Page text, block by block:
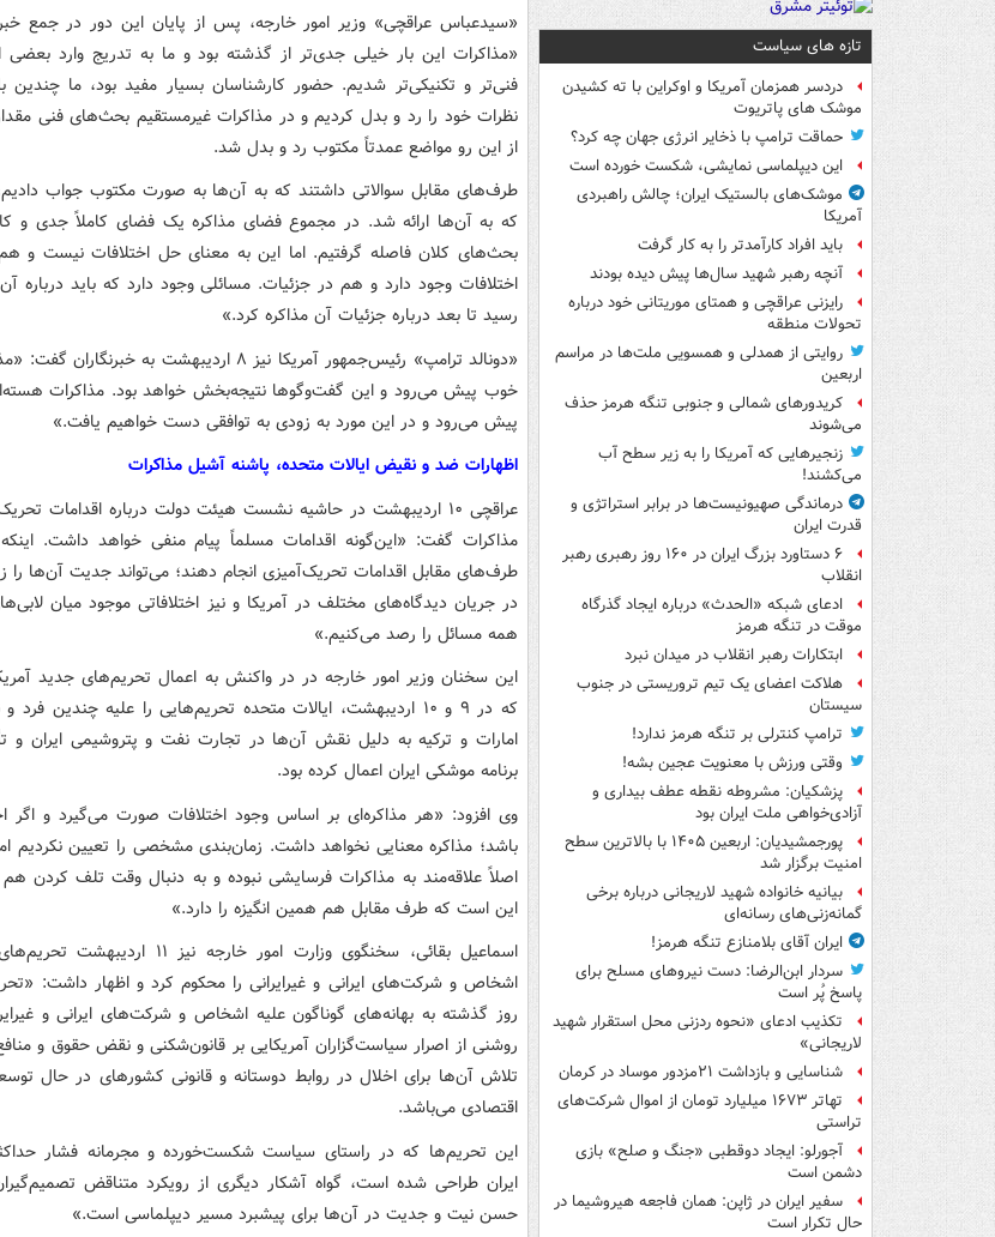
تازه های سیاست
دردسر همزمان آمریکا و اوکراین با ته کشیدن
موشک های پاتریوت
حماقت ترامپ با ذخایر انرژی جهان چه کرد؟
این دیپلماسی نمایشی، شکست خورده است
موشک‌های بالستیک ایران؛ چالش راهبردی
آمریکا
باید افراد کارآمدتر را به کار گرفت
آنچه رهبر شهید سال‌ها پیش دیده بودند
رایزنی عراقچی و همتای موریتانی خود درباره
تحولات منطقه
روایتی از همدلی و همسویی ملت‌ها در مراسم
اربعین
کریدورهای شمالی و جنوبی تنگه هرمز حذف
می‌شوند
زنجیرهایی که آمریکا را به زیر سطح آب
می‌کشند!
درماندگی صهیونیست‌ها در برابر استراتژی و
قدرت ایران
۶ دستاورد بزرگ ایران در ۱۶۰ روز رهبری رهبر
انقلاب
ادعای شبکه «الحدث» درباره ایجاد گذرگاه
موقت در تنگه هرمز
ابتکارات رهبر انقلاب در میدان نبرد
هلاکت اعضای یک تیم تروریستی در جنوب
سیستان
ترامپ کنترلی بر تنگه هرمز ندارد!
وقتی ورزش با معنویت عجین بشه!
پزشکیان: مشروطه نقطه عطف بیداری و
آزادی‌خواهی ملت ایران بود
پورجمشیدیان: اربعین ۱۴۰۵ با بالاترین سطح
امنیت برگزار شد
بیانیه خانواده شهید لاریجانی درباره برخی
گمانه‌زنی‌های رسانه‌ای
ایران آقای بلامنازع تنگه هرمز!
سردار ابن‌الرضا: دست نیروهای مسلح برای
پاسخ پُر است
تکذیب ادعای «نحوه ردزنی محل استقرار شهید
لاریجانی»
شناسایی و بازداشت ۲۱مزدور موساد در کرمان
تهاتر ۱۶۷۳ میلیارد تومان از اموال شرکت‌های
تراستی
آجورلو: ایجاد دوقطبی «جنگ و صلح‌» بازی
دشمن است
سفیر ایران در ژاپن: همان فاجعه هیروشیما در
حال تکرار است
«سیدعباس عراقچی» وزیر امور خارجه، پس از پایان این دور در جمع
«مذاکرات این بار خیلی جدی‌تر از گذشته بود و ما به تدریج وارد بعضی
فنی‌تر و تکنیکی‌تر شدیم. حضور کارشناسان بسیار مفید بود، ما
نظرات خود را رد و بدل کردیم و در مذاکرات غیرمستقیم بحث‌های فنی
از این رو مواضع عمدتاً مکتوب رد و بدل شد.
طرف‌های مقابل سوالاتی داشتند که به آن‌ها به صورت مکتوب جواب
که به آن‌ها ارائه شد. در مجموع فضای مذاکره یک فضای کاملاً جدی و
بحث‌های کلان فاصله گرفتیم. اما این به معنای حل اختلافات نیست و
اختلافات وجود دارد و هم در جزئیات. مسائلی وجود دارد که باید درباره
رسید تا بعد درباره جزئیات آن مذاکره کرد.»
«دونالد ترامپ» رئیس‌جمهور آمریکا نیز
۸ اردیبهشت به خبرنگاران گفت:
خوب پیش می‌رود و این گفت‌وگوها نتیجه‌بخش خواهد بود. مذاکرات
پیش می‌رود و در این مورد به زودی به توافقی دست خواهیم یافت.»
اظهارات ضد و نقیض ایالات متحده، پاشنه آشیل مذاکرات
عراقچی ۱۰ اردیبهشت در حاشیه نشست هیئت دولت درباره اقدامات
مذاکرات گفت: «این‌گونه اقدامات مسلماً پیام منفی خواهد داشت.
طرف‌های مقابل اقدامات تحریک‌آمیزی انجام دهند؛ می‌تواند جدیت آن‌ها را
در جریان دیدگاه‌های مختلف در آمریکا و نیز اختلافاتی موجود میان
همه مسائل را رصد می‌کنیم.»
این سخنان وزیر امور خارجه در در واکنش به اعمال تحریم‌های جدید
که در ۹ و ۱۰ اردیبهشت، ایالات متحده تحریم‌هایی را علیه چندین
امارات و ترکیه به دلیل نقش آن‌ها در تجارت نفت و پتروشیمی ایران و
برنامه موشکی ایران اعمال کرده بود.
وی افزود: «هر مذاکره‌ای بر اساس وجود اختلافات صورت می‌گیرد و اگر
باشد؛ مذاکره معنایی نخواهد داشت. زمان‌بندی مشخصی را تعیین نکردیم
اصلاً علاقه‌مند به مذاکرات فرسایشی نبوده و به دنبال وقت تلف کردن
این است که طرف مقابل هم همین انگیزه را دارد.»
اسماعیل بقائی، سخنگوی وزارت امور خارجه
اشخاص و شرکت‌های ایرانی و غیرایرانی را محکوم کرد و اظهار داشت:
روز گذشته به بهانه‌های گوناگون علیه اشخاص و شرکت‌های ایرانی و
روشنی از اصرار سیاست‌گزاران آمریکایی بر قانون‌شکنی و نقض حقوق و
تلاش آن‌ها برای اخلال در روابط دوستانه و قانونی کشورهای در حال
اقتصادی می‌باشد.
این تحریم‌ها که در راستای سیاست شکست‌خورده و مجرمانه فشار
ایران طراحی شده است، گواه آشکار دیگری از رویکرد متناقض
حسن نیت و جدیت در آن‌ها برای پیشبرد مسیر دیپلماسی است.»